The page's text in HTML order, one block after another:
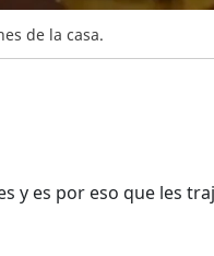
de la casa.
y es por eso que les